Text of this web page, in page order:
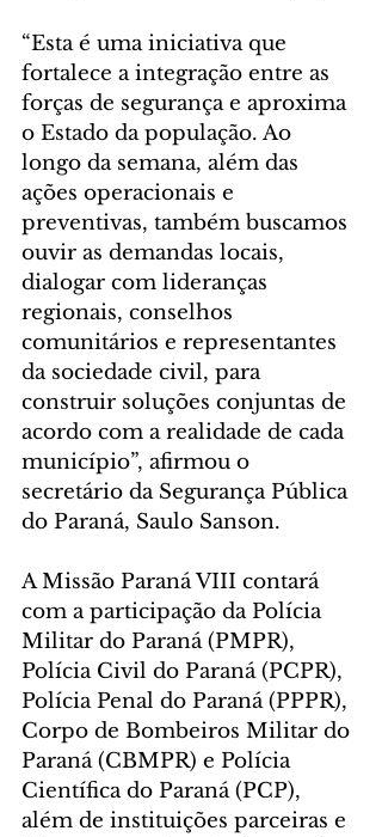
“Esta é uma iniciativa que
fortalece a integração entre as
forças de segurança e aproxima
o Estado da população. Ao
longo da semana, além das
ações operacionais e
preventivas, também buscamos
ouvir as demandas locais,
dialogar com lideranças
regionais, conselhos
comunitários e representantes
da sociedade civil, para
construir soluções conjuntas de
acordo com a realidade de cada
município”, afirmou o
secretário da Segurança Pública
do Paraná, Saulo Sanson.
A Missão Paraná VIII contará
com a participação da Polícia
Militar do Paraná (PMPR),
Polícia Civil do Paraná (PCPR),
Polícia Penal do Paraná (PPPR),
Corpo de Bombeiros Militar do
Paraná (CBMPR) e Polícia
Científica do Paraná (PCP),
além de instituições parceiras e